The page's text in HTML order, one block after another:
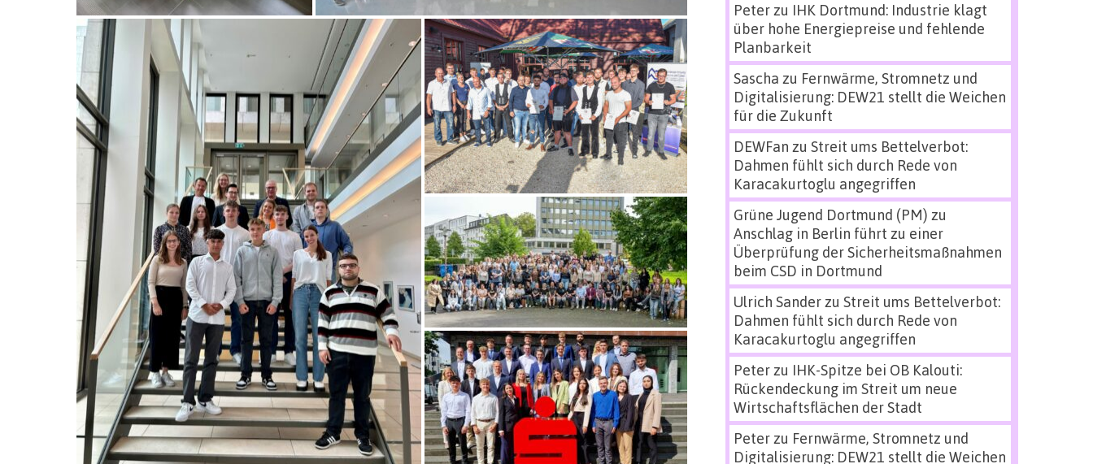
Peterzu IHK Dortmund: Industrie klagt
über hohe Energiepreise und fehlende
Planbarkeit
Sascha zu Fernwärme, Stromnetz und
Digitalisierung: DEW21 stellt die Weichen
für die Zukunft
DEWFan zu Streit ums Bettelverbot:
Dahmen fühlt sich durch Rede von
Karacakurtoglu angegriffen
Grüne Jugend Dortmund (PM) zu
Anschlag in Berlin führt zu einer
Überprüfung der Sicherheitsmaßnahmen
beim CSD in Dortmund
Ulrich Sanderzu Streit ums Bettelverbot:
Dahmen fühlt sich durch Rede von
Karacakurtoglu angegriffen
Peterzu IHK-Spitze bei OB Kalouti:
Rückendeckung im Streit um neue
Wirtschaftsflächen der Stadt
Peterzu Fernwärme, Stromnetz und
Digitalisierung: DEW21 stellt die Weichen